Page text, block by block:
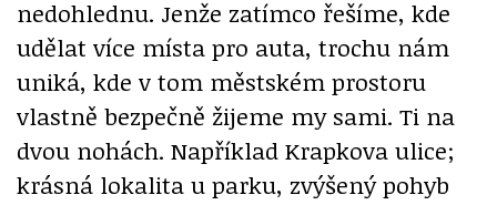
nedohlednu. Jenže zatímco řešíme, kde
udělat více místa pro auta, trochu nám
uniká, kde v tom městském prostoru
vlastně bezpečně žijeme my sami. Ti na
dvou nohách. Například Krapkova ulice;
krásná lokalita u parku, zvýšený pohyb